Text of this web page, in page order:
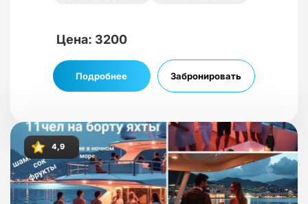
Цена: 3200
Подробнее Забронировать
4,9